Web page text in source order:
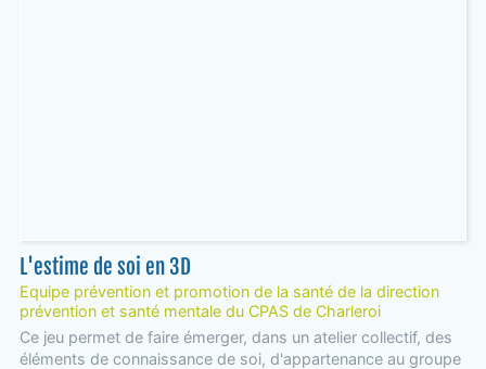
L'estime de soi en 3D
Equipe prévention et promotion de la santé de la direction
prévention et santé mentale du CPAS de Charleroi
Ce jeu permet de faire émerger, dans un atelier collectif, des
éléments de connaissance de soi, d'appartenance au groupe